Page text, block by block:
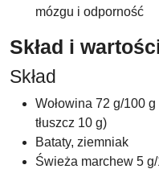
mózgu i odporność
Skład i
Skład
Wołowina 72 g/100
tłuszcz 10 g)
Bataty, ziemniak
Świeża marchew 5